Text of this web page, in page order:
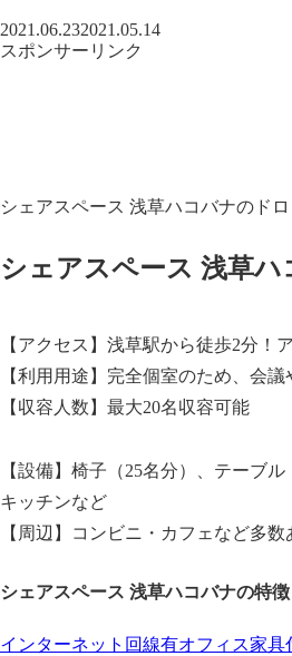
2021.06.232021.05.14
スポンサーリンク
シェアスペース 浅草ハコバナのド
シェアスペース 浅草ハ
【アクセス】浅草駅から徒歩2分！
【利用用途】完全個室のため、会
【収容人数】最大20名収容可能
【設備】椅子（25名分）、テーブ
キッチンなど
【周辺】コンビニ・カフェなど多数
シェアスペース 浅草ハコバナの特徴
インターネット回線有オフィス家具